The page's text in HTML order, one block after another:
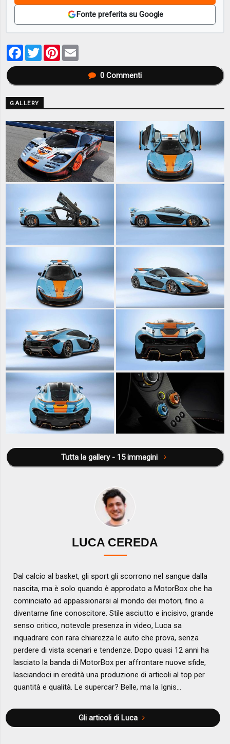
Fonte preferita su Google
Facebook
TwitterPinterest
0Commenti
GALLERY
Tutta la gallery - 15 immagini
LUCA CEREDA
Dal calcio al basket, gli sport gli scorrono nel sangue dalla
nascita, ma è solo quando è approdato a MotorBox che ha
cominciato ad appassionarsi al mondo dei motori, fino a
diventarne fine conoscitore. Stile asciutto e incisivo, grande
senso critico, notevole presenza in video, Luca sa
inquadrare con rara chiarezza le auto che prova, senza
perdere di vista scenari e tendenze. Dopo quasi 12 anni ha
lasciato la banda di MotorBox per affrontare nuove sfide,
lasciandoci in eredità una produzione di articoli al top per
quantità e qualità. Le supercar? Belle, ma la Ignis...
Gli articoli di Luca